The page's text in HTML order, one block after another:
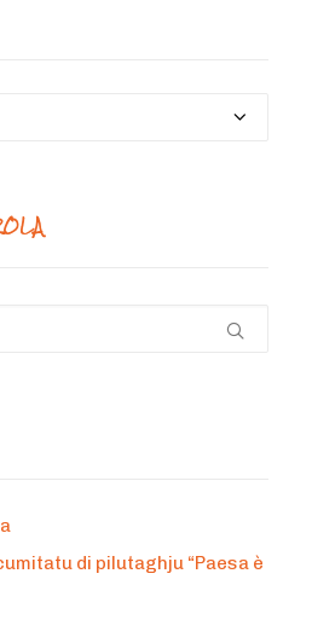
di pilutaghju “Paesa è